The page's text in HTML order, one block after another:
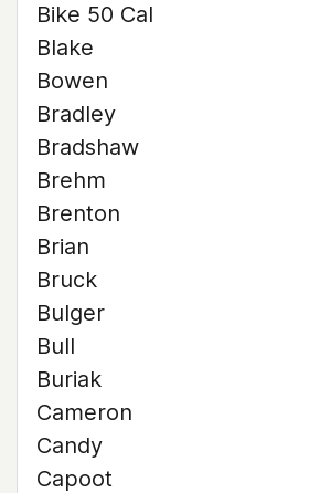
Bike 50 Cal
Blake
Bowen
Bradley
Bradshaw
Brehm
Brenton
Brian
Bruck
Bulger
Bull
Buriak
Cameron
Candy
Capoot